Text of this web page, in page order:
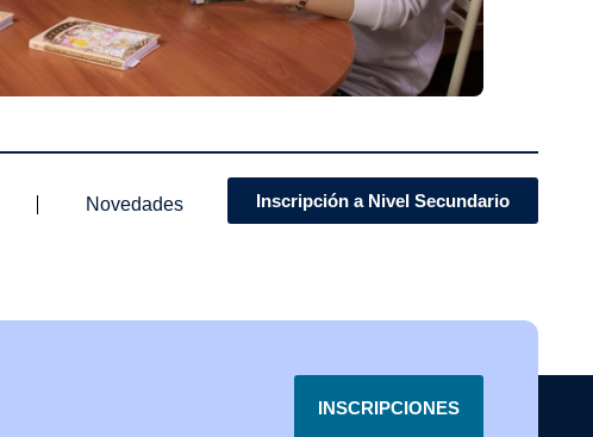
Novedades Inscripción a Nivel Secundario
INSCRIPCIONES